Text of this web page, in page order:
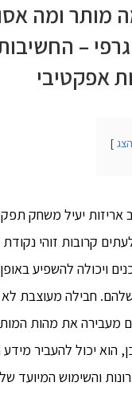
מותר ומה
–
אפקטיבי
הצג
10-24 עיצוב אריזות יעיל משחק
קרובות זוהי
ויכולה להשפיע
חבילה מעוצבת
מעבירה את מהות
הוא יכול להעביר
והשימוש המיועד